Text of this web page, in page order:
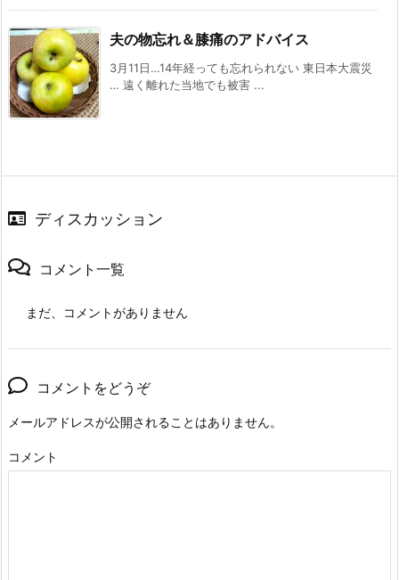
夫の物忘れ＆膝痛のアドバイス
3月11日…14年経っても忘れられない 東日本大震災
… 遠く離れた当地でも被害 ...
ディスカッション
コメント一覧
まだ、コメントがありません
コメントをどうぞ
メールアドレスが公開されることはありません。
コメント